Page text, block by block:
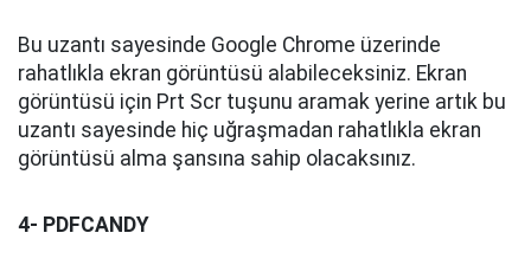
Bu uzantı sayesinde Google Chrome üzerinde
rahatlıkla ekran görüntüsü alabileceksiniz. Ekran
görüntüsü için Prt Scr tuşunu aramak yerine artık bu
uzantı sayesinde hiç uğraşmadan rahatlıkla ekran
görüntüsü alma şansına sahip olacaksınız.
4- PDFCANDY